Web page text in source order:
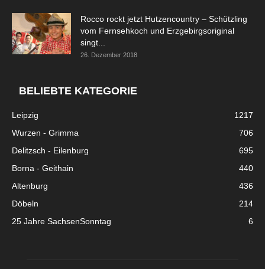
Rocco rockt jetzt Hutzencountry – Schützling
vom Fernsehkoch und Erzgebirgsoriginal
singt...
26. Dezember 2018
BELIEBTE KATEGORIE
Leipzig
1217
Wurzen - Grimma
706
Delitzsch - Eilenburg
695
Borna - Geithain
440
Altenburg
436
Döbeln
214
25 Jahre SachsenSonntag
6